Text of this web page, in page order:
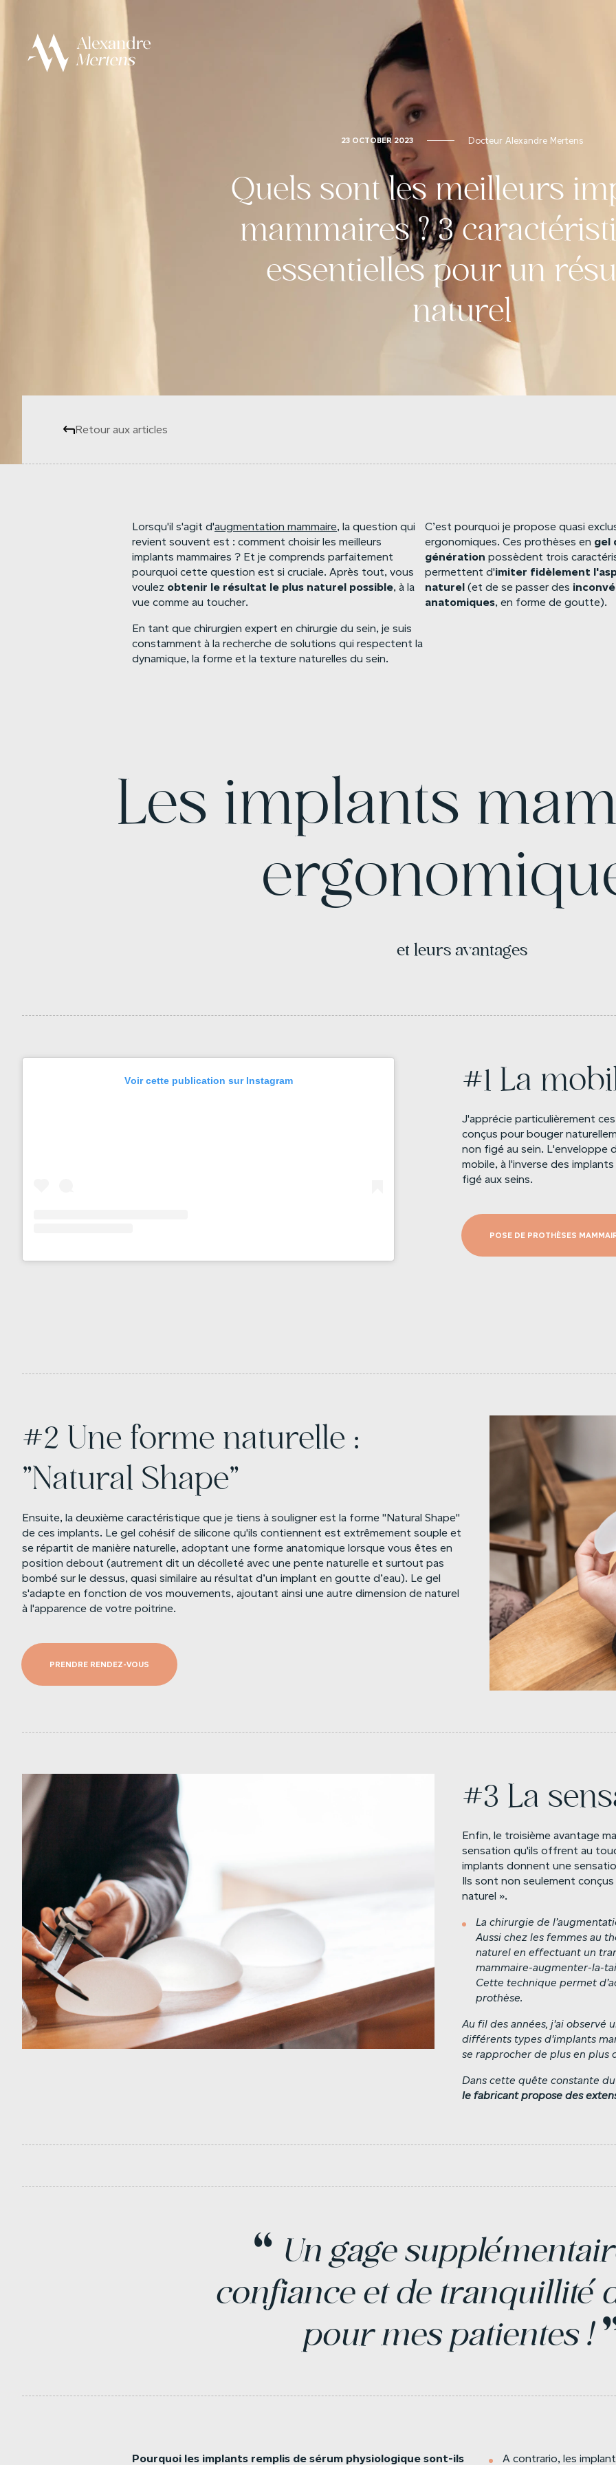
23 OCTOBER 2023 Docteur Alexandre Mertens
Quels sont les meilleurs
mammaires ? 3
essentielles pour un
naturel
Retour aux articles
Lorsqu'il s'agit d'augmentation mammaire, la question qui
revient souvent est : comment choisir les meilleurs
implants mammaires ? Et je comprends parfaitement
pourquoi cette question est si cruciale. Après tout, vous
voulez obtenir le résultat le plus naturel possible, à la
vue comme au toucher.
En tant que chirurgien expert en chirurgie du sein, je suis
constamment à la recherche de solutions qui respectent la
dynamique, la forme et la texture naturelles du sein.
C’est pourquoi je propose quasi
ergonomiques. Ces prothèses en gel
génération possèdent trois
permettent d'imiter fidèlement
naturel (et de se passer des
anatomiques, en forme de goutte).
Les implants
et leurs avantages
Voir cette publication sur Instagram #1 La
J'apprécie particulièrement
conçus pour bouger
non figé au sein. L'enveloppe
mobile, à l'inverse des
figé aux seins.
POSE DE PROTHÈSES
#2 Une forme naturelle :
"Natural Shape"
Ensuite, la deuxième caractéristique que je tiens à souligner est la forme "Natural Shape"
de ces implants. Le gel cohésif de silicone qu'ils contiennent est extrêmement souple et
se répartit de manière naturelle, adoptant une forme anatomique lorsque vous êtes en
position debout (autrement dit un décolleté avec une pente naturelle et surtout pas
bombé sur le dessus, quasi similaire au résultat d’un implant en goutte d’eau). Le gel
s'adapte en fonction de vos mouvements, ajoutant ainsi une autre dimension de naturel
à l'apparence de votre poitrine.
PRENDRE RENDEZ-VOUS
#3 La
Enfin, le troisième avantage
sensation qu'ils offrent au
implants donnent une
Ils sont non seulement
naturel ».
La chirurgie de
Aussi chez les femmes au
naturel en effectuant un
mammaire-augmenter-la-
Cette technique permet
prothèse.
Au fil des années, j'ai observé
différents types d'implants
se rapprocher de plus en plus
Dans cette quête constante
le fabricant propose des
“ Un gage
confiance et de tranquillité
pour mes patientes !
Pourquoi les implants remplis de sérum physiologique sont-ils A contrario, les